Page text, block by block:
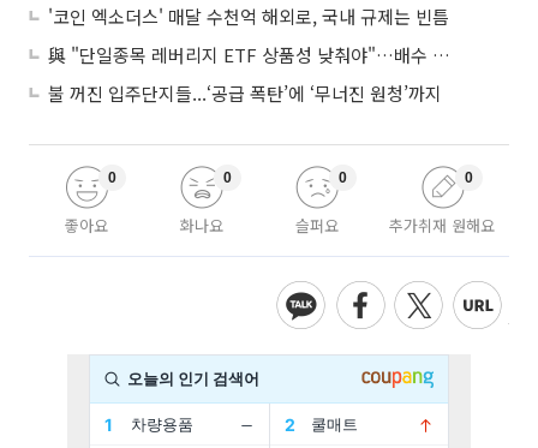
'코인 엑소더스' 매달 수천억 해외로, 국내 규제는 빈틈
與 "단일종목 레버리지 ETF 상품성 낮춰야"…배수 조정안도 거론
불 꺼진 입주단지들...‘공급 폭탄’에 ‘무너진 원청’까지
좋아요
0
화나요
0
슬퍼요
0
추가취재 원해요
0